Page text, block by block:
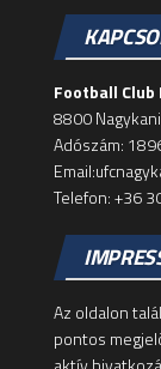
Football
8800
Adószám:
Telefon: +36
Az oldalon
pontos